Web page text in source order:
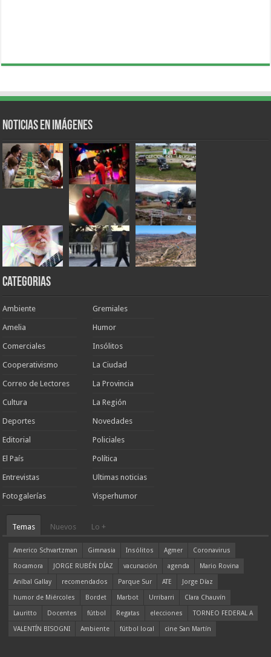
Noticias en Imágenes
Categorias
Ambiente
Amelia
Comerciales
Cooperativismo
Correo de Lectores
Cultura
Deportes
Editorial
El País
Entrevistas
Fotogalerías
Gremiales
Humor
Insólitos
La Ciudad
La Provincia
La Región
Novedades
Policiales
Política
Ultimas noticias
Visperhumor
Temas Nuevos Lo +
Americo Schvartzman Gimnasia Insólitos Agmer
Coronavirus
Rocamora
JORGE RUBÉN DÍAZ vacunación agenda
Mario Rovina
Aníbal Gallay
recomendados Parque Sur ATE
Jorge Díaz
humor de Miércoles
Bordet Marbot Urribarri
Clara Chauvín
Lauritto
Docentes fútbol Regatas elecciones
TORNEO FEDERAL A
VALENTÍN BISOGNI
Ambiente fútbol local cine San Martín